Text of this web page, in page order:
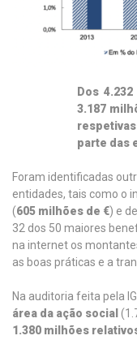
Dos
3.187
parte das
Foram identificadas
entidades, tais como o
(605 milhões de €) e
32 dos 50 maiores
na internet os
as boas práticas e a
Na auditoria feita pela
área da ação social
1.380 milhões